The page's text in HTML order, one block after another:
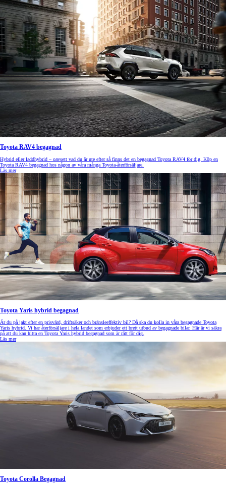
Toyota RAV4 begagnad
Hybrid eller laddhybrid – oavsett vad du är ute efter så finns det en begagnad Toyota RAV4 för dig. Köp en
Toyota RAV4 begagnad hos någon av våra många Toyota-återförsäljare.
Läs mer
Toyota Yaris hybrid begagnad
Är du på jakt efter en prisvärd, driftsäker och bränsleeffektiv bil? Då ska du kolla in våra begagnade Toyota
Yaris hybrid. Vi har återförsäljare i hela landet som erbjuder ett brett utbud av begagnade bilar. Här är vi säkra
på att du kan hitta en Toyota Yaris hybrid begagnad som är rätt för dig.
Läs mer
Toyota Corolla Begagnad